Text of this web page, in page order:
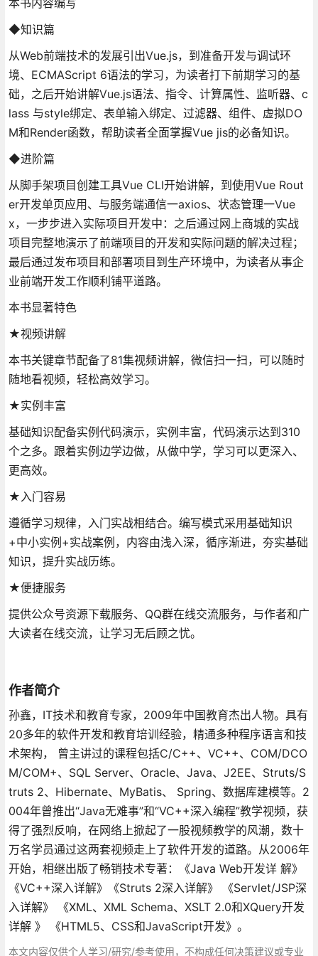
◆知识篇
从Web前端技术的发展引出Vue.js，到准备开发与调试环
境、ECMAScript 6语法的学习，为读者打下前期学习的基
础，之后开始讲解Vue.js语法、指令、计算属性、监听器、c
lass 与style绑定、表单输入绑定、过滤器、组件、虚拟DO
M和Render函数，帮助读者全面掌握Vue jis的必备知识。
◆进阶篇
从脚手架项目创建工具Vue CLI开始讲解，到使用Vue Rout
er开发单页应用、与服务端通信一axios、状态管理一Vue
x，一步步进入实际项目开发中：之后通过网上商城的实战
项目完整地演示了前端项目的开发和实际问题的解决过程；
最后通过发布项目和部署项目到生产环境中，为读者从事企
业前端开发工作顺利铺平道路。
本书显著特色
★视频讲解
本书关键章节配备了81集视频讲解，微信扫一扫，可以随时
随地看视频，轻松高效学习。
★实例丰富
基础知识配备实例代码演示，实例丰富，代码演示达到310
个之多。跟着实例边学边做，从做中学，学习可以更深入、
更高效。
★入门容易
遵循学习规律，入门实战相结合。编写模式采用基础知识
+中小实例+实战案例，内容由浅入深，循序渐进，夯实基础
知识，提升实战历练。
★便捷服务
提供公众号资源下载服务、QQ群在线交流服务，与作者和广
大读者在线交流，让学习无后顾之忧。
作者简介
孙鑫，IT技术和教育专家，2009年中国教育杰出人物。具有
20多年的软件开发和教育培训经验，精通多种程序语言和技
术架构， 曾主讲过的课程包括C/C++、VC++、COM/DCO
M/COM+、SQL Server、Oracle、Java、J2EE、Struts/S
truts 2、Hibernate、MyBatis、 Spring、数据库建模等。2
004年曾推出“Java无难事”和“VC++深入编程”教学视频，获
得了强烈反响，在网络上掀起了一股视频教学的风潮，数十
万名学员通过这两套视频走上了软件开发的道路。从2006年
开始，相继出版了畅销技术专著：《Java Web开发详 解》
《VC++深入详解》《Struts 2深入详解》 《Servlet/JSP深
入详解》 《XML、XML Schema、XSLT 2.0和XQuery开发
详解 》 《HTML5、CSS和JavaScript开发》。
本文内容仅供个人学习/研究/参考使用，不构成任何决策建议或专业